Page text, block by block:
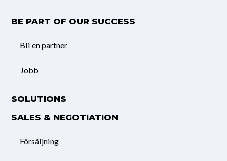
BE PART OF OUR SUCCESS
Bli en partner
Jobb
SOLUTIONS
SALES & NEGOTIATION
Försäljning